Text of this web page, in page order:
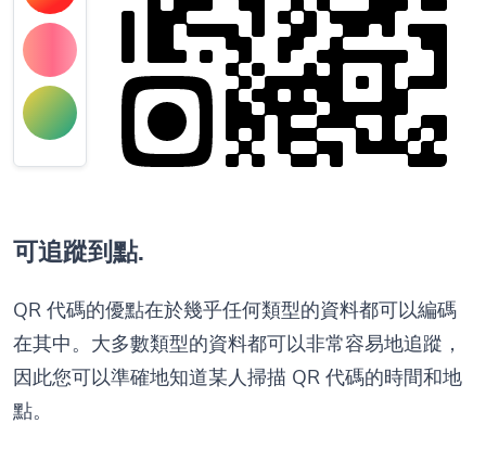
可追蹤到點.
QR 代碼的優點在於幾乎任何類型的資料都可以編碼
在其中。大多數類型的資料都可以非常容易地追蹤，
因此您可以準確地知道某人掃描 QR 代碼的時間和地
點。